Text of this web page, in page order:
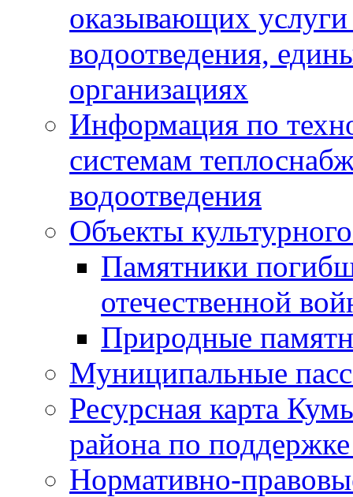
оказывающих
водоотведения,
организациях
Информация по
системам
водоотведения
Объекты
Памятники
отечественной
Природные
Муниципальные
Ресурсная карта
района по
Нормативно-